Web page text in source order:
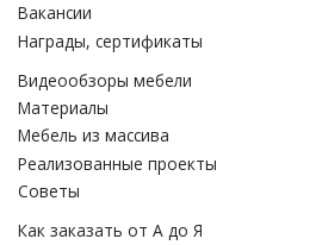
Вакансии
Награды, сертификаты
Видеообзоры мебели
Материалы
Мебель из массива
Реализованные проекты
Советы
Как заказать от A до Я